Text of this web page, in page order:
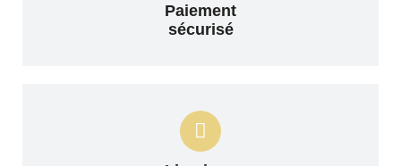
Paiement
sécurisé